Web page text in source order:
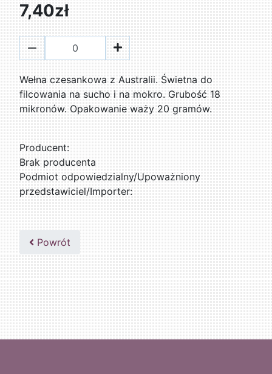
7,40zł
Wełna czesankowa z Australii. Świetna do
filcowania na sucho i na mokro. Grubość 18
mikronów. Opakowanie waży 20 gramów.
Producent:
Brak producenta
Podmiot odpowiedzialny/Upoważniony
przedstawiciel/Importer:
Powrót